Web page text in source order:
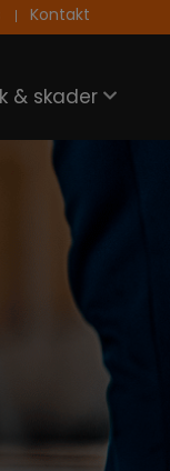
Kontakt
& skader